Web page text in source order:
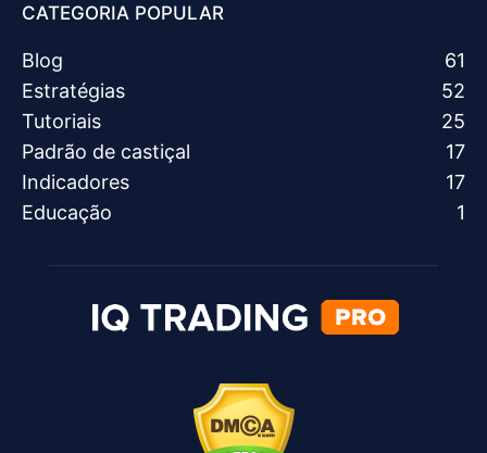
CATEGORIA POPULAR
Blog
61
Estratégias
52
Tutoriais
25
Padrão de castiçal
17
Indicadores
17
Educação
1